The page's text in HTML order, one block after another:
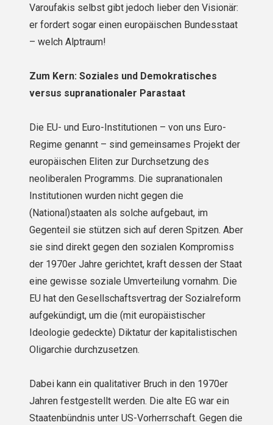
Varoufakis selbst gibt jedoch lieber den Visionär:
er fordert sogar einen europäischen Bundesstaat
– welch Alptraum!
Zum Kern: Soziales und Demokratisches
versus supranationaler Parastaat
Die EU- und Euro-Institutionen – von uns Euro-
Regime genannt – sind gemeinsames Projekt der
europäischen Eliten zur Durchsetzung des
neoliberalen Programms. Die supranationalen
Institutionen wurden nicht gegen die
(National)staaten als solche aufgebaut, im
Gegenteil sie stützen sich auf deren Spitzen. Aber
sie sind direkt ge­gen den sozialen Kompromiss
der 1970er Jahre gerichtet, kraft dessen der Staat
eine gewisse soziale Umvertei­lung vornahm. Die
EU hat den Gesellschaftsvertrag der Sozialreform
aufgekündigt, um die (mit europäistischer
Ideologie gedeckte) Diktatur der kapitalistischen
Oligarchie durchzusetzen.
Dabei kann ein qualitativer Bruch in den 1970er
Jahren festgestellt werden. Die alte EG war ein
Staatenbündnis unter US-Vorherrschaft. Gegen die